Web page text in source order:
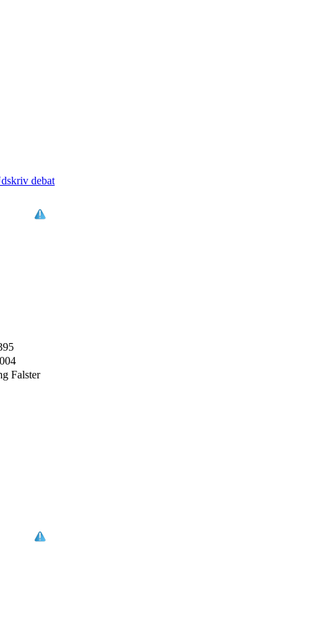
debat
Falster